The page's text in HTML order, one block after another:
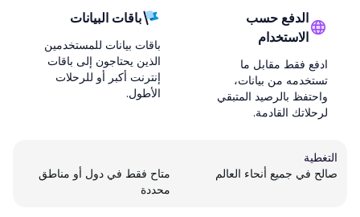
الدفع حسب
الاستخدام
ادفع فقط مقابل ما
تستخدمه من بيانات،
واحتفظ بالرصيد المتبقي
لرحلاتك القادمة.
باقات البيانات
باقات بيانات للمستخدمين
الذين يحتاجون إلى باقات
إنترنت أكبر أو للرحلات
الأطول.
التغطية
صالح في جميع أنحاء العالم
متاح فقط في دول أو مناطق
محددة